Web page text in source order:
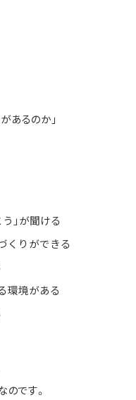
あるのか」
」が聞ける
くりができる
環境がある
のです。